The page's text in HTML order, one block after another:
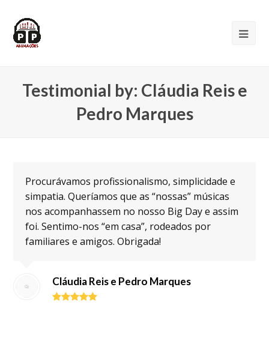
Testimonial by: Cláudia Reis e
Pedro Marques
Procurávamos profissionalismo, simplicidade e
simpatia. Queríamos que as “nossas” músicas
nos acompanhassem no nosso Big Day e assim
foi. Sentimo-nos “em casa”, rodeados por
familiares e amigos. Obrigada!
Cláudia Reis e Pedro Marques